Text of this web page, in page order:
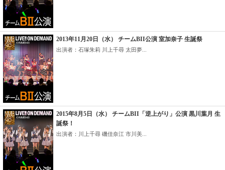
2013年11月20日（水） チームBII公演 室加奈子 生誕祭
出演者：石塚朱莉 川上千尋 太田夢...
2015年8月5日（水） チームBII「逆上がり」公演 黒川葉月 生
誕祭！
出演者：川上千尋 磯佳奈江 市川美...